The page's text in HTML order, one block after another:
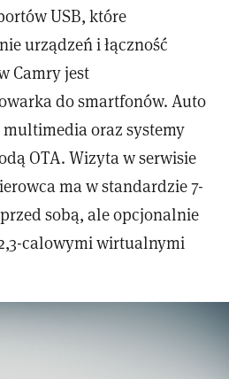
USB, które
urządzeń i łączność
Camry jest
do smartfonów. Auto
oraz systemy
OTA. Wizyta w serwisie
ma w standardzie 7-
sobą, ale opcjonalnie
calowymi wirtualnymi